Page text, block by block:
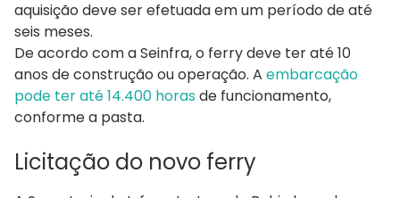
aquisição deve ser efetuada em um período de até
seis meses.
De acordo com a Seinfra, o ferry deve ter até 10
anos de construção ou operação. A embarcação
pode ter até 14.400 horasde funcionamento,
conforme a pasta.
Licitação do novo ferry